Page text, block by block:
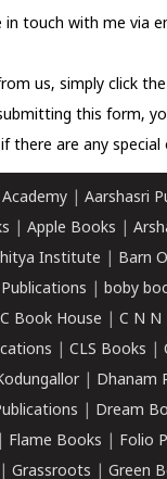
touch with me via
us, simply click
this form,
are any
Aarshasri
Apple Books
Institute Barn
boby
Book House C N N
CLS Books
| Dhanam
Dream
Flame Books Folio
Grassroots Green